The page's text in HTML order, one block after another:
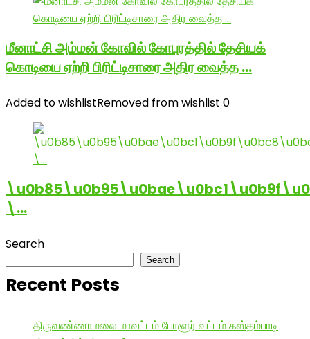
மீனாட்சி அம்மன் கோவில் கோபுரத்தில் தேசியக்
கொடியை ஏற்றி பிரிட்டிசாரை அதிர வைத்த …
Added to wishlistRemoved from wishlist 0
\…
Search
Search
Recent Posts
திருவண்ணாமலை மாவட்டம் போளூர் வட்டம் கஸ்தம்பாடி